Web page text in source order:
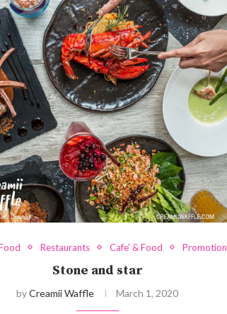
Restaurants Cafe' & Food Promotion
Stone and star
byCreamii Waffle March 1, 2020